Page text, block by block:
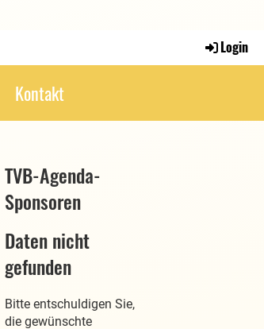
Login
Kontakt
TVB-Agenda-
Sponsoren
Daten nicht
gefunden
Bitte entschuldigen Sie,
die gewünschte